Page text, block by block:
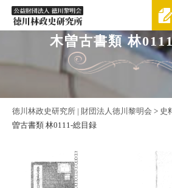
木曽古書類 林
徳川林政史研究所 | 財団法人徳川黎明会 > 史
曽古書類 林0111-総目録